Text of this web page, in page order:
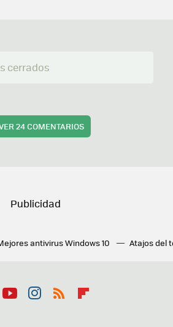
cerrados
24 COMENTARIOS
antivirus Windows 10 Atajos del